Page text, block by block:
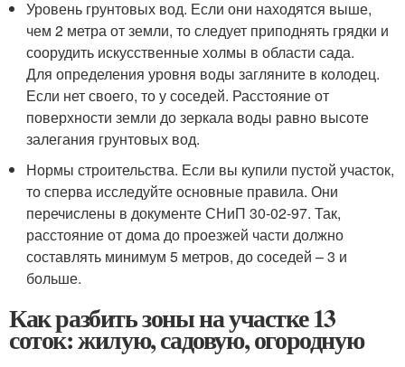
Уровень грунтовых вод. Если они находятся выше,
чем 2 метра от земли, то следует приподнять грядки и
соорудить искусственные холмы в области сада.
Для определения уровня воды загляните в колодец.
Если нет своего, то у соседей. Расстояние от
поверхности земли до зеркала воды равно высоте
залегания грунтовых вод.
Нормы строительства. Если вы купили пустой участок,
то сперва исследуйте основные правила. Они
перечислены в документе СНиП 30-02-97. Так,
расстояние от дома до проезжей части должно
составлять минимум 5 метров, до соседей – 3 и
больше.
Как разбить зоны на участке 13
соток: жилую, садовую, огородную